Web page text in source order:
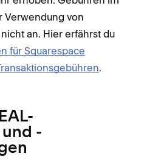
Verwendung von
an. Hier erfährst du
für Squarespace
.
-